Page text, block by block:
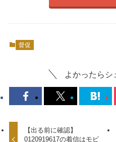
督促
よかったらシ
【出る前に確認】
0120919617の着信はモビ